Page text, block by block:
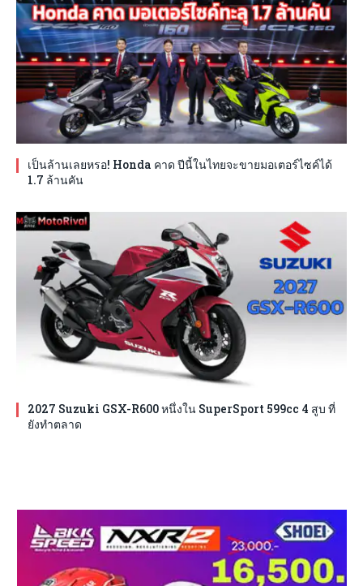
เป็นล้านเลยหรอ! Honda คาด ปีนี้ในไทยจะขายมอเตอร์ไซค์ได้
1.7 ล้านคัน
2027 Suzuki GSX-R600 หนึ่งใน SuperSport 599cc 4 สูบ ที่
ยังทำตลาด